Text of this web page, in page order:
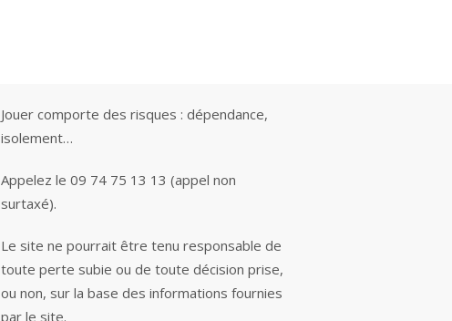
Jouer comporte des risques : dépendance,
isolement…
Appelez le 09 74 75 13 13 (appel non
surtaxé).
Le site ne pourrait être tenu responsable de
toute perte subie ou de toute décision prise,
ou non, sur la base des informations fournies
par le site.